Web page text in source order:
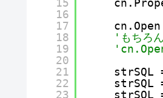
16
17
18
19
20
21
22
23
'もちろ
strSQL
strSQL
strSQL